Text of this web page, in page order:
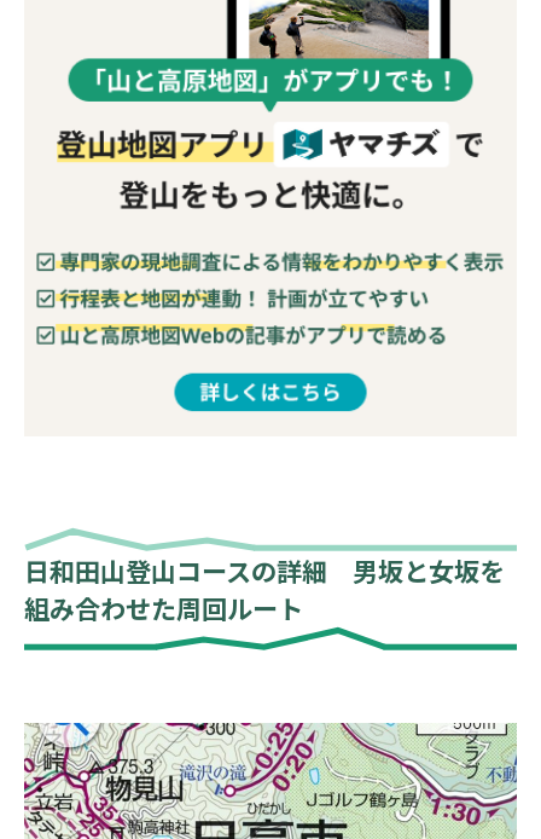
日和田山登山コースの詳細 男坂と女坂を
組み合わせた周回ルート